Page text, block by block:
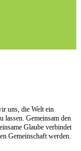
uns, die Welt ein
lassen. Gemeinsam den
Glaube verbindet
Gemeinschaft werden.